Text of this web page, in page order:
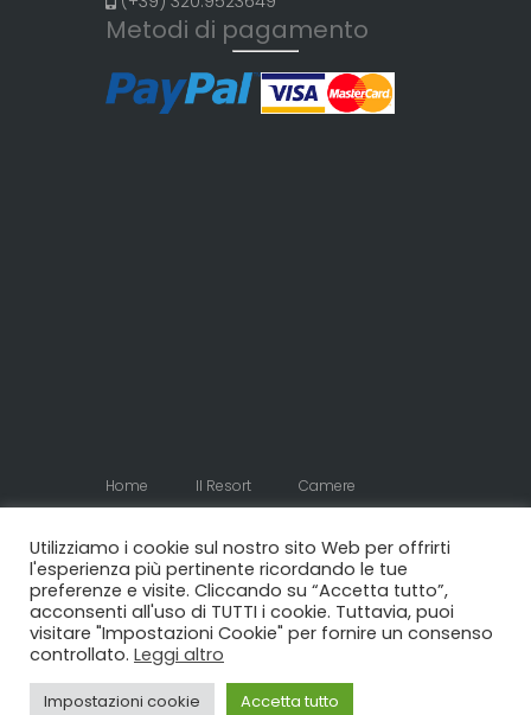
Metodi di pagamento
Home Il Resort
Camere
Powered by Clickoso
Utilizziamo i cookie sul nostro sito Web per offrirti
l'esperienza più pertinente ricordando le tue
preferenze e visite. Cliccando su “Accetta tutto”,
acconsenti all'uso di TUTTI i cookie. Tuttavia, puoi
visitare "Impostazioni Cookie" per fornire un consenso
controllato. Leggi altro
Impostazioni cookie Accetta tutto